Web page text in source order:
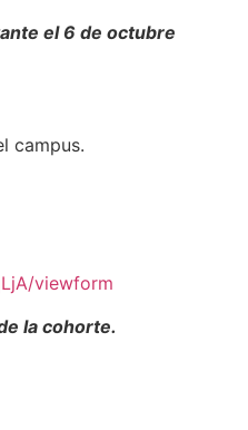
el 6 de octubre
campus.
viewform
la cohorte.